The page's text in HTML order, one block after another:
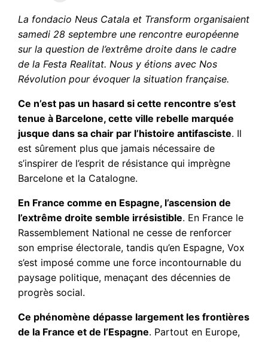
La fondacio Neus Catala et Transform organisaient
samedi 28 septembre une rencontre européenne
sur la question de l’extrême droite dans le cadre
de la Festa Realitat. Nous y étions avec Nos
Révolution pour évoquer la situation française.
Ce n’est pas un hasard si cette rencontre s’est
tenue à Barcelone, cette ville rebelle marquée
jusque dans sa chair par l’histoire antifasciste. Il
est sûrement plus que jamais nécessaire de
s’inspirer de l’esprit de résistance qui imprègne
Barcelone et la Catalogne.
En France comme en Espagne, l’ascension de
l’extrême droite semble irrésistible. En France le
Rassemblement National ne cesse de renforcer
son emprise électorale, tandis qu’en Espagne, Vox
s’est imposé comme une force incontournable du
paysage politique, menaçant des décennies de
progrès social.
Ce phénomène dépasse largement les frontières
de la France et de l’Espagne. Partout en Europe,